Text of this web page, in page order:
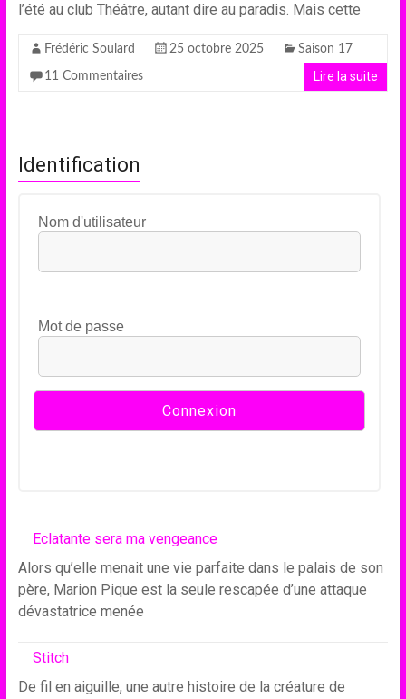
l’été au club Théâtre, autant dire au paradis. Mais cette
Frédéric Soulard 25 octobre 2025 Saison 17
11 Commentaires Lire la suite
Identification
Nom d'utilisateur
Mot de passe
Eclatante sera ma vengeance
Alors qu’elle menait une vie parfaite dans le palais de son
père, Marion Pique est la seule rescapée d’une attaque
dévastatrice menée
Stitch
De fil en aiguille, une autre histoire de la créature de